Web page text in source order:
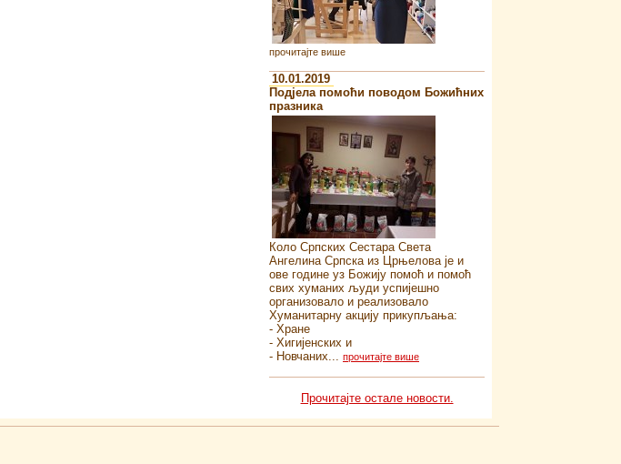
прочитајте више
10.01.2019
Подјела помоћи поводом Божићних
празника
Коло Српских Сестара Света
Ангелина Српска из Црњелова је и
ове године уз Божију помоћ и помоћ
свих хуманих људи успијешно
организовало и реализовало
Хуманитарну акцију прикупљања:
- Хране
- Хигијенских и
- Новчаних... прочитајте више
Прочитајте остале новости.